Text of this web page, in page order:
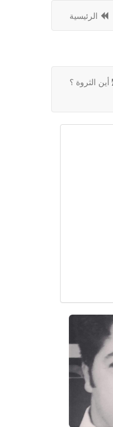
الرئيسية
أين الثروة ؟